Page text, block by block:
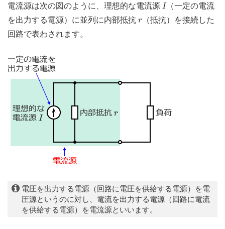
電気主任技術者（電験）
電気のお勉強
電気数学のお勉強
電流源は次の図のように、理想的な電流源 I
I（一定の電流
を出力する電源）に並列に内部抵抗 r
r
（抵抗）を接続した
回路で表わされます。
電圧を出力する電源（回路に電圧を供給する電源）を電
圧源というのに対し、電流を出力する電源（回路に電流
を供給する電源）を電流源といいます。